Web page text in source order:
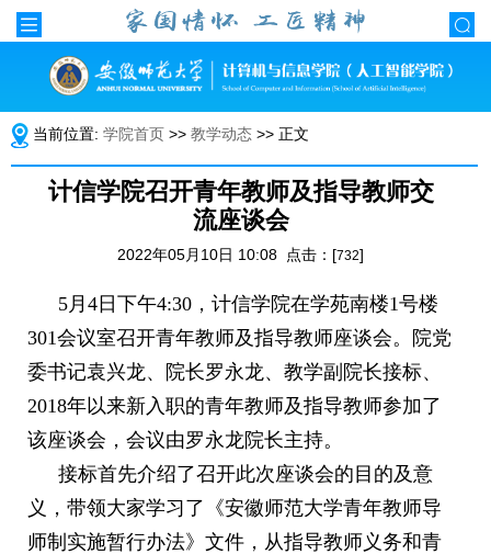
当前位置: 学院首页 >> 教学动态 >> 正文
计信学院召开青年教师及指导教师交
流座谈会
2022年05月10日 10:08 点击：[732]
5月4日下午4:30，计信学院在学苑南楼1号楼
301会议室召开青年教师及指导教师座谈会。
院党
委书记袁兴龙、院长罗永龙、教学副院长接标、
2018年以来新入职的青年教师及指导教师参加了
该座谈会，会议由罗永龙院长主持。
接标首先介绍了召开此次座谈会的目的及意
义，带领大家学习了《安徽师范大学青年教师导
师制实施暂行办法》文件，从指导教师义务和青